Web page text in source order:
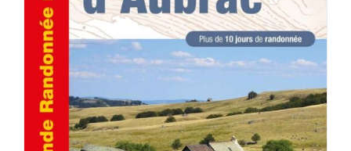
AJOUTER AU PANIER / DÉTAILS